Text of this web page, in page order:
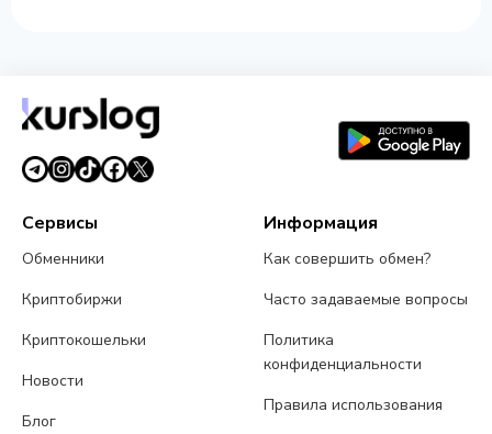
Сервисы
Обменники
Криптобиржи
Криптокошельки
Новости
Блог
Информация
Как совершить обмен?
Часто задаваемые вопросы
Политика
конфиденциальности
Правила использования